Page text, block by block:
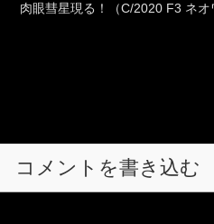
肉眼彗星現る！（C/2020 F3 ネオ
コメントを書き込む